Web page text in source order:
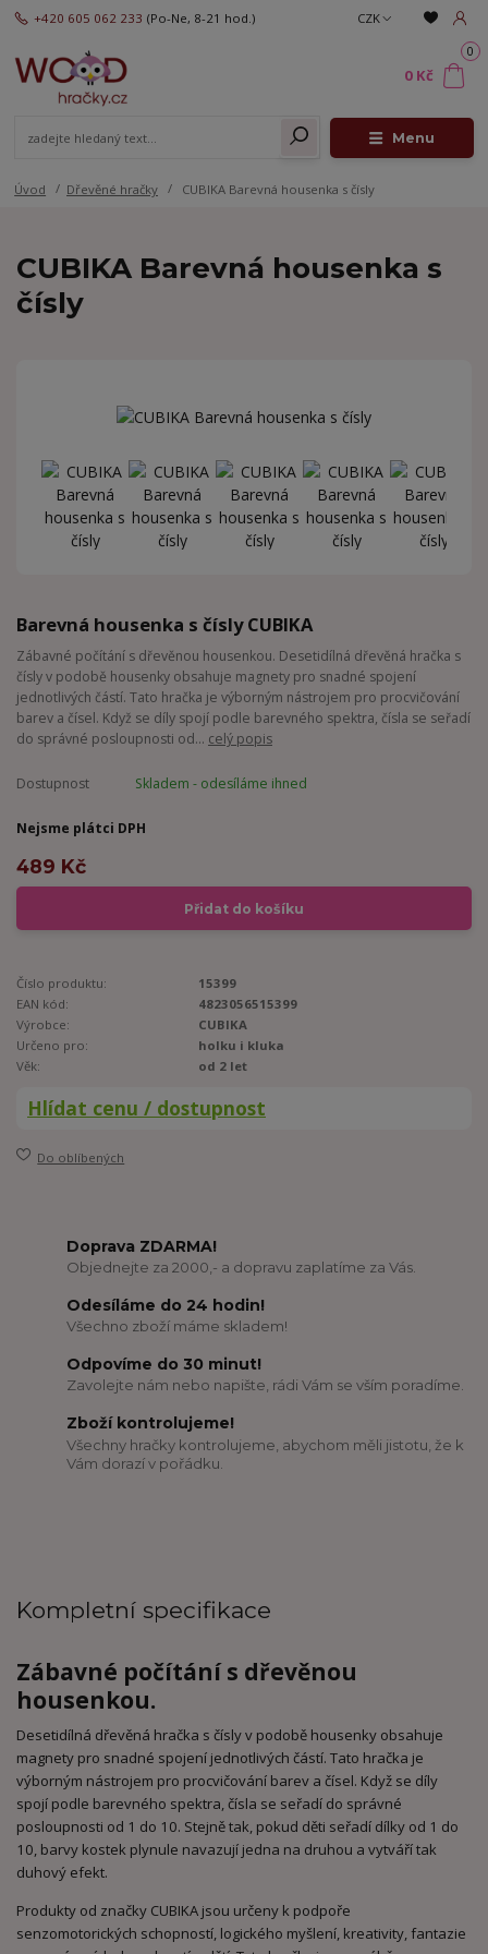
Menu
CZK
+420 605 062 233 (Po-Ne, 8-21 hod.)
0
0 Kč
Úvod Dřevěné hračky CUBIKA Barevná housenka s čísly
CUBIKA Barevná housenka s
čísly
Barevná housenka s čísly CUBIKA
Zábavné počítání s dřevěnou housenkou. Desetidílná dřevěná hračka s
čísly v podobě housenky obsahuje magnety pro snadné spojení
jednotlivých částí. Tato hračka je výborným nástrojem pro procvičování
barev a čísel. Když se díly spojí podle barevného spektra, čísla se seřadí
do správné posloupnosti od... celý popis
Dostupnost Skladem - odesíláme ihned
Nejsme plátci DPH
489 Kč
Přidat do košíku
Číslo produktu:
15399
EAN kód:
4823056515399
Výrobce:
CUBIKA
Určeno pro:
holku i kluka
Věk:
od 2 let
Hlídat cenu / dostupnost
Do oblíbených
Doprava ZDARMA!
Objednejte za 2000,- a dopravu zaplatíme za Vás.
Odesíláme do 24 hodin!
Všechno zboží máme skladem!
Odpovíme do 30 minut!
Zavolejte nám nebo napište, rádi Vám se vším poradíme.
Zboží kontrolujeme!
Všechny hračky kontrolujeme, abychom měli jistotu, že k
Vám dorazí v pořádku.
Kompletní specifikace
Zábavné počítání s dřevěnou
housenkou.
Desetidílná dřevěná hračka s čísly v podobě housenky obsahuje
magnety pro snadné spojení jednotlivých částí. Tato hračka je
výborným nástrojem pro procvičování barev a čísel. Když se díly
spojí podle barevného spektra, čísla se seřadí do správné
posloupnosti od 1 do 10. Stejně tak, pokud děti seřadí dílky od 1 do
10, barvy kostek plynule navazují jedna na druhou a vytváří tak
duhový efekt.
Produkty od značky CUBIKA jsou určeny k podpoře
senzomotorických schopností, logického myšlení, kreativity, fantazie